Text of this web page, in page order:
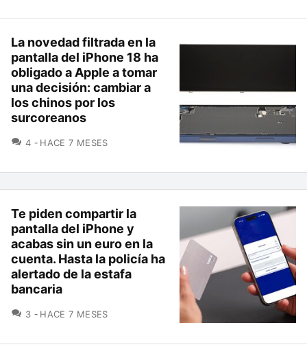
La novedad filtrada en la
pantalla del iPhone 18 ha
obligado a Apple a tomar
una decisión: cambiar a
los chinos por los
surcoreanos
4 COMENTARIOS
HACE 7 MESES
Te piden compartir la
pantalla del iPhone y
acabas sin un euro en la
cuenta. Hasta la policía ha
alertado de la estafa
bancaria
3 COMENTARIOS
HACE 7 MESES